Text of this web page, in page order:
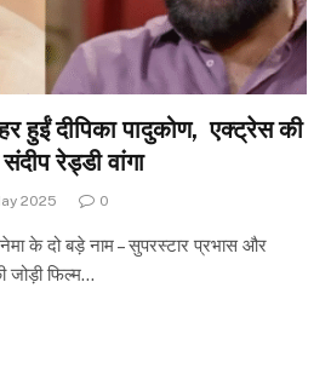
हुईं दीपिका पादुकोण, एक्‍ट्रेस की
रेड्डी वांगा
2025 0
के दो बड़े नाम – सुपरस्टार प्रभास और
जोड़ी फिल्म…